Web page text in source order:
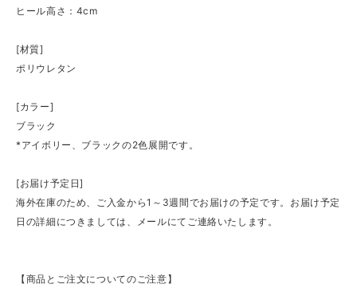
ヒール高さ：4cm
[材質]
ポリウレタン
[カラー]
ブラック
*アイボリー、ブラックの2色展開です。
[お届け予定日]
海外在庫のため、ご入金から1～3週間でお届けの予定です。お届け予定
日の詳細につきましては、メールにてご連絡いたします。
【商品とご注文についてのご注意】